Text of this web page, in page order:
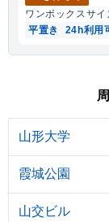
ワンボックス サイ
平置き
24h利用
山形大学
霞城公園
山交ビル